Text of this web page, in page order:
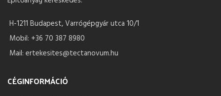
H-1211 Budapest, Varrógépgyár utca 10/1
Mobil: +36 70 387 8980
Mail: ertekesites@tectanovum.hu
CÉGINFORMÁCIÓ